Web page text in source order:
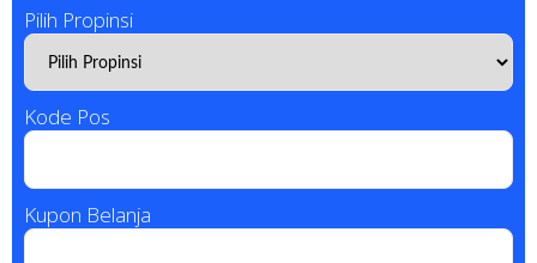
Pilih Propinsi
Kode Pos
Kupon Belanja